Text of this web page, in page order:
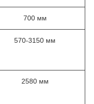
700 мм
570-3150 мм
2580 мм